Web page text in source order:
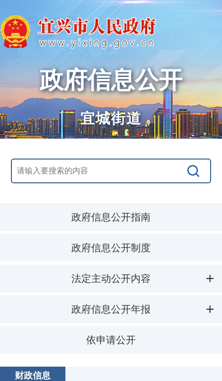
政府信息公开
宜城街道
政府信息公开指南
政府信息公开制度
法定主动公开内容
政府信息公开年报
依申请公开
财政信息